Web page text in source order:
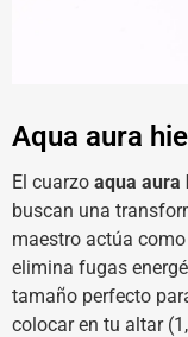
Aqua aura
El cuarzo aqua aura
buscan una
maestro actúa
elimina fugas
tamaño perfecto
colocar en tu altar